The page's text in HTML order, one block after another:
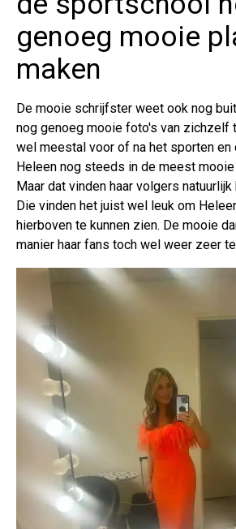
genoeg mooie
maken
De mooie schrijfster weet ook nog
nog genoeg mooie foto's van zichzelf
wel meestal voor of na het sporten en
Heleen nog steeds in de meest
Maar dat vinden haar volgers
Die vinden het juist wel leuk om
hierboven te kunnen zien. De mooie
manier haar fans toch wel weer zeer